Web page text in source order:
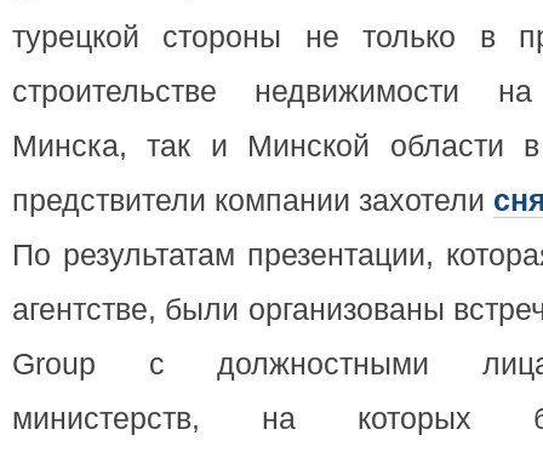
турецкой стороны не только в
строительстве недвижимости
Минска, так и Минской области
предствители компании захотели
По результатам презентации,
агентстве, были организованы
Group с должностными
министерств, на которых